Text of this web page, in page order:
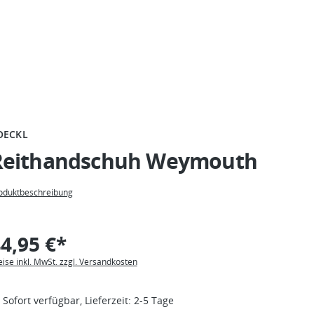
Weymouth
€*
inkl. MwSt. zzgl. Versandkosten
Sofort verfügbar, Lieferzeit: 2-5 Tage